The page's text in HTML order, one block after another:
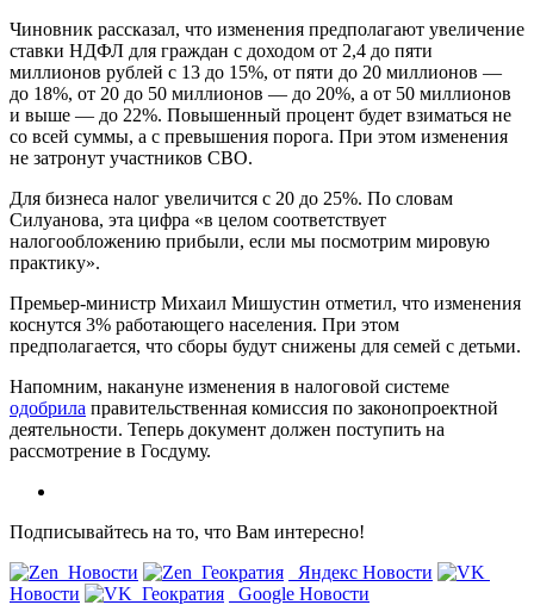
Чиновник рассказал, что изменения предполагают увеличение
ставки НДФЛ для граждан с доходом от 2,4 до пяти
миллионов рублей с 13 до 15%, от пяти до 20 миллионов —
до 18%, от 20 до 50 миллионов — до 20%, а от 50 миллионов
и выше — до 22%. Повышенный процент будет взиматься не
со всей суммы, а с превышения порога. При этом изменения
не затронут участников СВО.
Для бизнеса налог увеличится с 20 до 25%. По словам
Силуанова, эта цифра «в целом соответствует
налогообложению прибыли, если мы посмотрим мировую
практику».
Премьер-министр Михаил Мишустин отметил, что изменения
коснутся 3% работающего населения. При этом
предполагается, что сборы будут снижены для семей с детьми.
Напомним, накануне изменения в налоговой системе
одобрила правительственная комиссия по законопроектной
деятельности. Теперь документ должен поступить на
рассмотрение в Госдуму.
Подписывайтесь на то, что Вам интересно!
Новости
Геократия
Яндекс Новости
Новости
Геократия Google Новости